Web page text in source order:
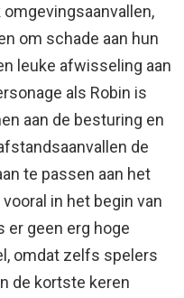
om schade aan hun
leuke afwisseling aan
als Robin is
aan de besturing en
de
te passen aan het
in het begin van
er geen erg hoge
omdat zelfs spelers
de kortste keren